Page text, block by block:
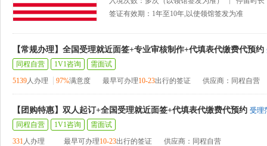
签证有效期：1年至10年,以使领馆签发为准
【常规办理】全国受理就近面签+专业审核制作+代填表代缴费代预约
同程自营
1V1咨询
需面试
5139人办理 97%满意度 最早可办理10-23出行的签证 供应商：同程自营
【团购特惠】双人起订+全国受理就近面签+代填表代缴费代预约 受理
同程自营
1V1咨询
需面试
331人办理 最早可办理10-23出行的签证 供应商：同程自营